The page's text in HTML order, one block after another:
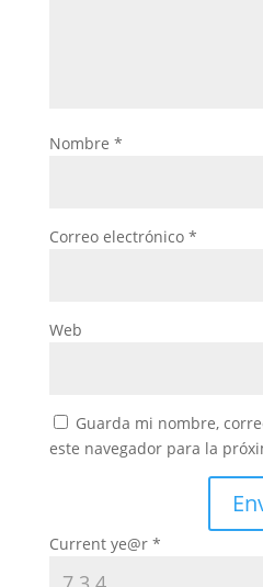
Nombre *
Correo electrónico *
Web
Guarda mi nombre,
este navegador para la
Current ye@r *